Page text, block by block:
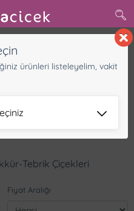
ürünleri listeleyelim, vakit
Tebrik Çiçekleri
Fiyat Aralığı